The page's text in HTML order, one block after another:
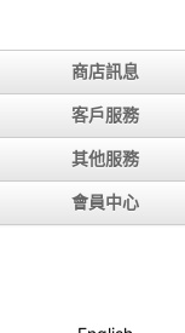
商店訊息
客戶服務
其他服務
會員中心